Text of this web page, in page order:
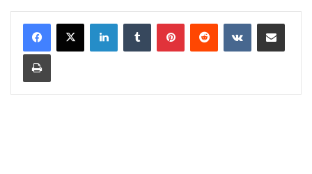
LinkedInTumblr PinterestReddit VKontakteShare via Email
Print